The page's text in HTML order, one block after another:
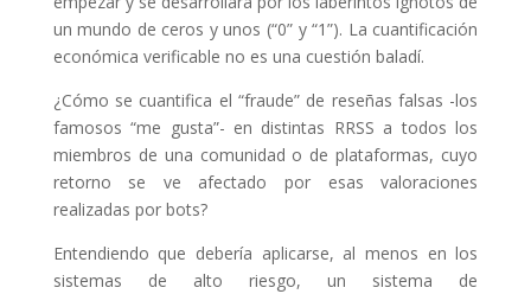
un mundo de ceros y unos (“0” y “1”). La cuantificación
económica verificable no es una cuestión baladí.
¿Cómo se cuantifica el “fraude” de reseñas falsas -los
famosos “me gusta”- en distintas RRSS a todos los
miembros de una comunidad o de plataformas, cuyo
retorno se ve afectado por esas valoraciones
realizadas por bots?
Entendiendo que debería aplicarse, al menos en los
sistemas de alto riesgo, un sistema de